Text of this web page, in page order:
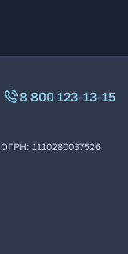
8 800 123-13-15
ОГРН: 1110280037526